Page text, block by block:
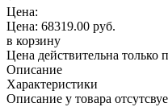
Цена:
Цена: 68319.00 руб.
в корзину
Цена действительна только
Описание
Характеристики
Описание у товара